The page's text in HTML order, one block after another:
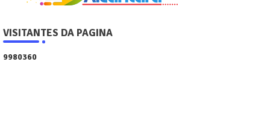
VISITANTES DA PAGINA
9980360